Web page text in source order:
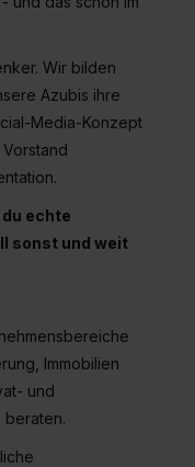
von Cookies
die Einwilligung
(Art. 49 Abs. 1
über kein
– Schrems
jederzeit mit
über unsere
„Datenschutz-
zu den
Wir bilden
Azubis ihre
Media-Konzept
echte
sonst und weit
Immobilien
und
beraten.